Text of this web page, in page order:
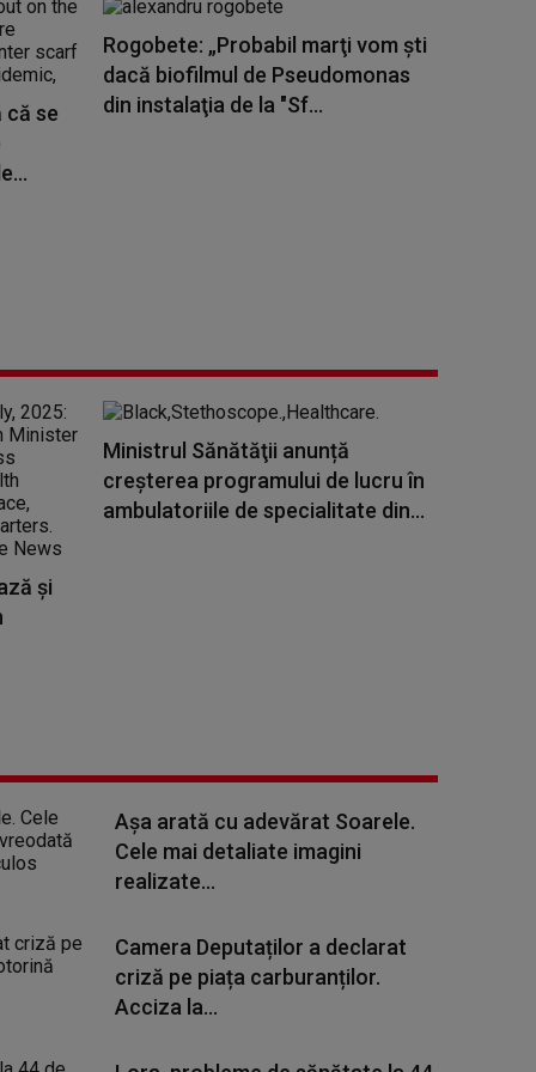
că se
Rogobete: „Probabil marţi vom şti
dacă biofilmul de Pseudomonas
din instalaţia de la "Sf...
şi
Ministrul Sănătăţii anunță
creşterea programului de lucru în
ambulatoriile de specialitate din...
Așa arată cu adevărat Soarele.
Cele mai detaliate imagini
realizate...
Camera Deputaților a declarat
criză pe piața carburanților.
Acciza la...